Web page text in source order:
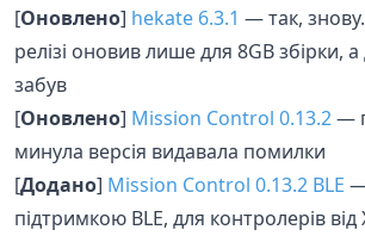
[Оновлено] hekate 6.3.1 — так,
релізі оновив лише для 8GB збірки,
забув
[Оновлено] Mission Control 0.13.2—
минула версія видавала помилки
[Додано] Mission Control 0.13.2 BLE —
підтримкою BLE, для контролерів від